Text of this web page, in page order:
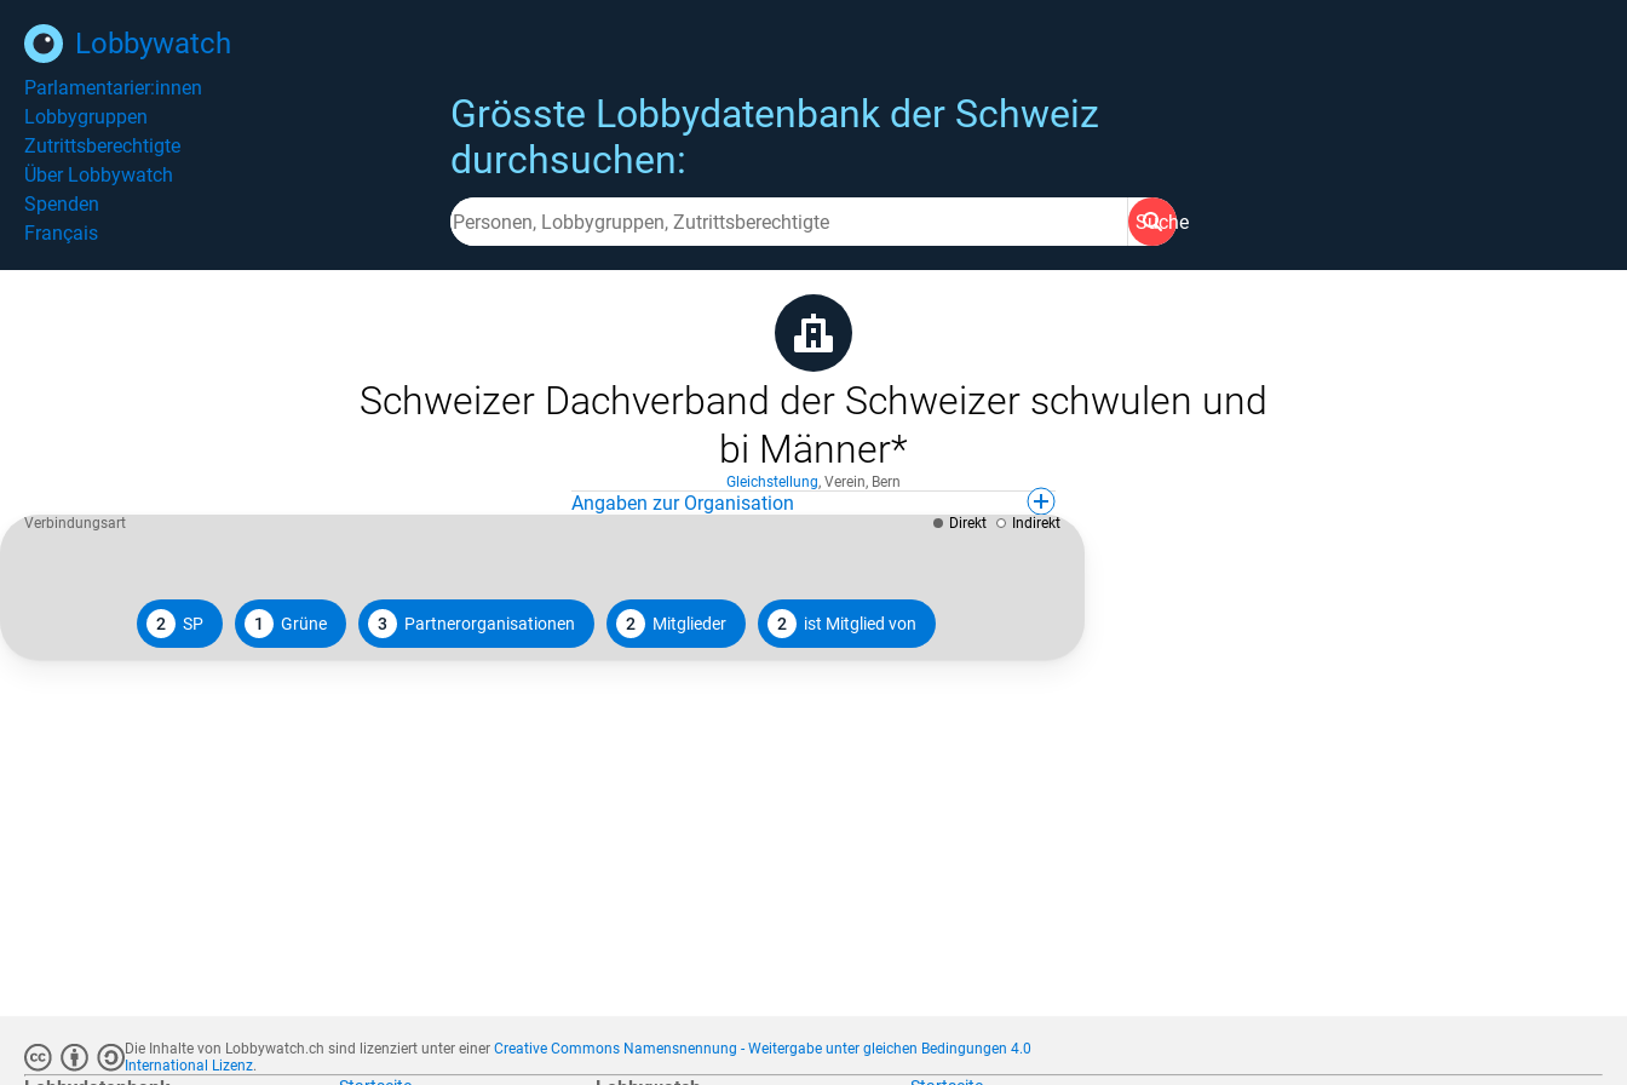
Lobbywatch
Parlamentarier:innen
Lobbygruppen
Zutrittsberechtigte
Über Lobbywatch
Spenden
Français
Grösste Lobbydatenbank der Schweiz
durchsuchen:
Suche
Schweizer Dachverband der Schweizer schwulen und
bi Männer*
Gleichstellung, Verein, Bern
Angaben zur Organisation
2 SP 1 Grüne 3 Partnerorganisationen 2 Mitglieder 2 ist Mitglied von
Verbindungsart Direkt Indirekt
Die Inhalte von Lobbywatch.ch sind lizenziert unter einerCreative Commons Namensnennung - Weitergabe unter gleichen Bedingungen 4.0
International Lizenz.